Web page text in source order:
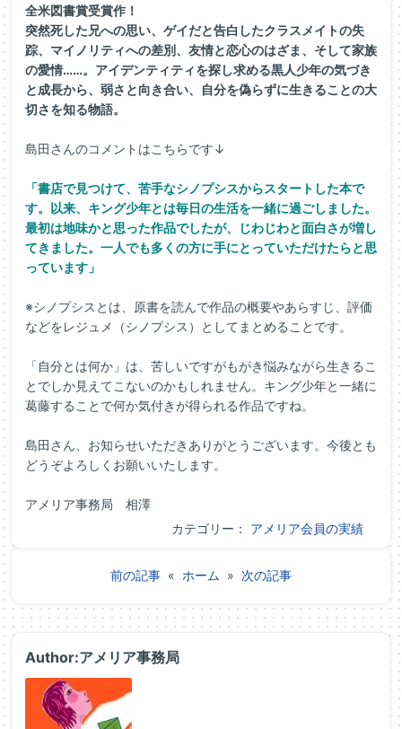
全米図書賞受賞作！
突然死した兄への思い、ゲイだと告白したクラスメイトの失
踪、マイノリティへの差別、友情と恋心のはざま、そして家族
の愛情……。アイデンティティを探し求める黒人少年の気づき
と成長から、弱さと向き合い、自分を偽らずに生きることの大
切さを知る物語。
島田さんのコメントはこちらです↓
「書店で見つけて、苦手なシノプシスからスタートした本で
す。以来、キング少年とは毎日の生活を一緒に過ごしました。
最初は地味かと思った作品でしたが、じわじわと面白さが増し
てきました。一人でも多くの方に手にとっていただけたらと思
っています」
※シノプシスとは、原書を読んで作品の概要やあらすじ、評価
などをレジュメ（シノプシス）としてまとめることです。
「自分とは何か」は、苦しいですがもがき悩みながら生きるこ
とでしか見えてこないのかもしれません。キング少年と一緒に
葛藤することで何か気付きが得られる作品ですね。
島田さん、お知らせいただきありがとうございます。今後とも
どうぞよろしくお願いいたします。
アメリア事務局 相澤
カテゴリー： アメリア会員の実績
前の記事 « ホーム » 次の記事
Author:アメリア事務局